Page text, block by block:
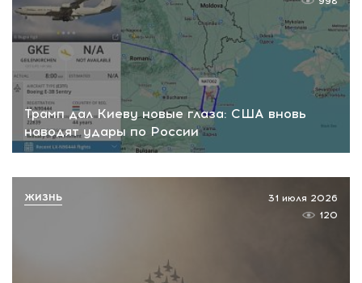
Трамп дал Киеву новые глаза: США вновь
наводят удары по России
31 июля 2026
120
ЖИЗНЬ